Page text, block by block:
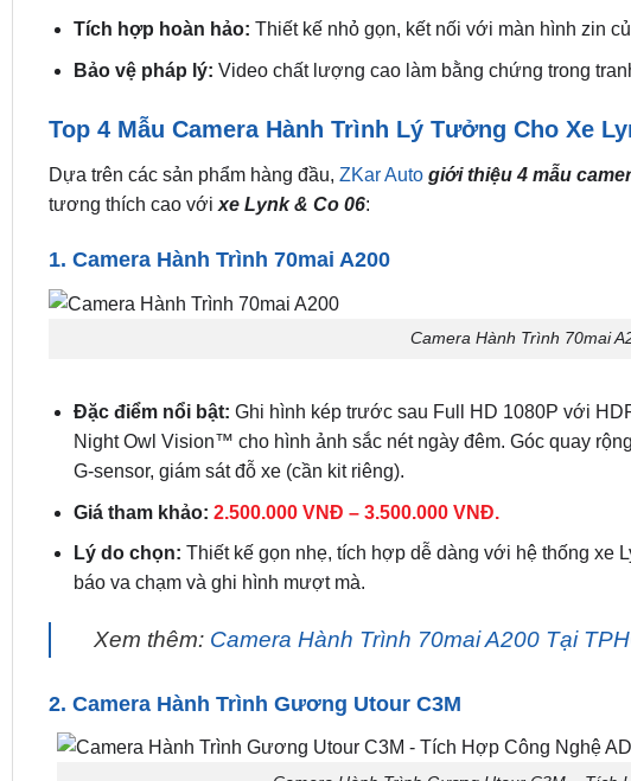
Tích hợp hoàn hảo: Thiết kế nhỏ gọn, kết nối với màn hình zin
Bảo vệ pháp lý: Video chất lượng cao làm bằng chứng trong
Top 4 Mẫu Camera Hành Trình Lý Tưởng Cho Xe
Dựa trên các sản phẩm hàng đầu, ZKar Auto giới thiệu 4 mẫu
tương thích cao với xe Lynk & Co 06:
1. Camera Hành Trình 70mai A200
Camera Hành Trình 70mai
Đặc điểm nổi bật: Ghi hình kép trước sau Full HD 1080P với
Night Owl Vision™ cho hình ảnh sắc nét ngày đêm. Góc quay
G-sensor, giám sát đỗ xe (cần kit riêng).
Giá tham khảo: 2.500.000 VNĐ – 3.500.000 VNĐ.
Lý do chọn: Thiết kế gọn nhẹ, tích hợp dễ dàng với hệ thống xe
báo va chạm và ghi hình mượt mà.
Xem thêm: Camera Hành Trình 70mai A200 Tại
2. Camera Hành Trình Gương Utour C3M